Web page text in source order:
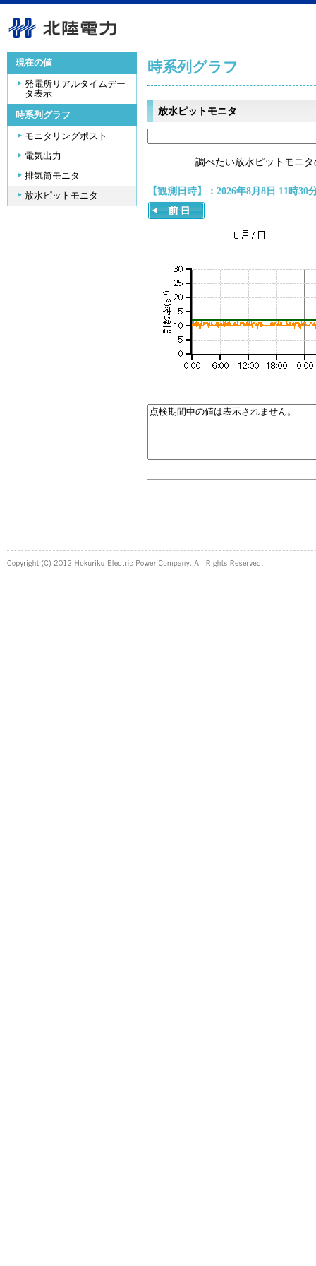
現在の値
発電所リアルタイムデー
タ表示
時系列グラフ
モニタリングポスト
電気出力
排気筒モニタ
放水ピットモニタ
時系列グラフ
放水ピットモニタ
調べたい放水ピットモニ
【観測日時】：2026年8月8日 11時30